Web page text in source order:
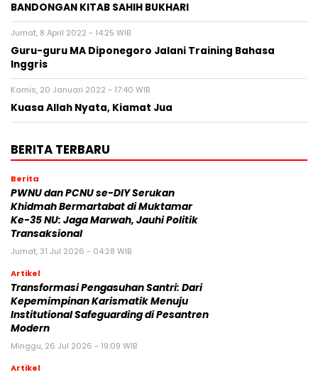
BANDONGAN KITAB SAHIH BUKHARI
Jumat, 8 April 2022 - 14:25 WIB
Guru-guru MA Diponegoro Jalani Training Bahasa
Inggris
Kamis, 20 Januari 2022 - 17:40 WIB
Kuasa Allah Nyata, Kiamat Jua
BERITA TERBARU
Berita
PWNU dan PCNU se-DIY Serukan
Khidmah Bermartabat di Muktamar
Ke-35 NU: Jaga Marwah, Jauhi Politik
Transaksional
Jumat, 31 Jul 2026 - 04:28 WIB
Artikel
Transformasi Pengasuhan Santri: Dari
Kepemimpinan Karismatik Menuju
Institutional Safeguarding di Pesantren
Modern
Minggu, 26 Jul 2026 - 19:09 WIB
Artikel